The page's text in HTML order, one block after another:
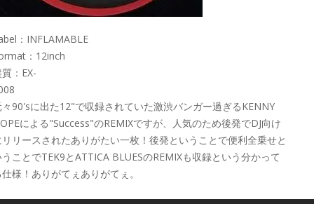
：INFLAMABLE
：12inch
：EX-
90'sに出た12"で収録されていた激渋バンガー過ぎるKENNY
による"Success"のREMIXですが、人気のため後発でDJ向け
リースされたありがたい一枚！後発ということで便利全乗せと
ことでTEK9とATTICA BLUESのREMIXも収録という分かって
様！ありがてぇありがてぇ。